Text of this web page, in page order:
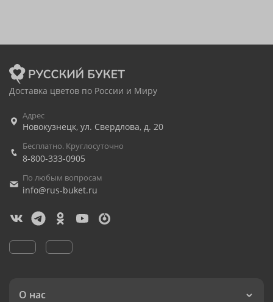
Доставка цветов по России и Миру
Адрес
Новокузнецк, ул. Свердлова, д. 20
Бесплатно. Круглосуточно
8-800-333-0905
По любым вопросам
info@rus-buket.ru
О нас